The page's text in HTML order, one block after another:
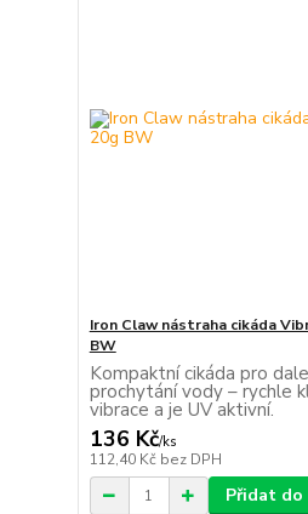
Iron Claw nástraha cikáda
BW
Kompaktní cikáda pro
prochytání vody – rychle
vibrace a je UV aktivní.
136 Kč/ks
112,40 Kč bez DPH
Přidat do